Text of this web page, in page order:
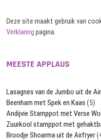
Deze site maakt gebruik van
Verklaring pagina.
MEESTE APPLAUS
Lasagnes van de Jumbo uit de
Beenham met Spek en Kaas (5)
Andijvie Stamppot met Verse
Zuurkool stamppot met
Broodje Shoarma uit de Airfryer